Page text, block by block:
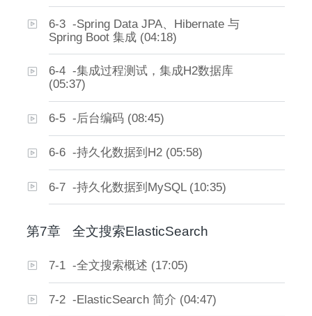
6-3 -Spring Data JPA、Hibernate 与
Spring Boot 集成 (04:18)
6-4 -集成过程测试，集成H2数据库
(05:37)
6-5 -后台编码 (08:45)
6-6 -持久化数据到H2 (05:58)
6-7 -持久化数据到MySQL (10:35)
第7章 全文搜索ElasticSearch
7-1 -全文搜索概述 (17:05)
7-2 -ElasticSearch 简介 (04:47)